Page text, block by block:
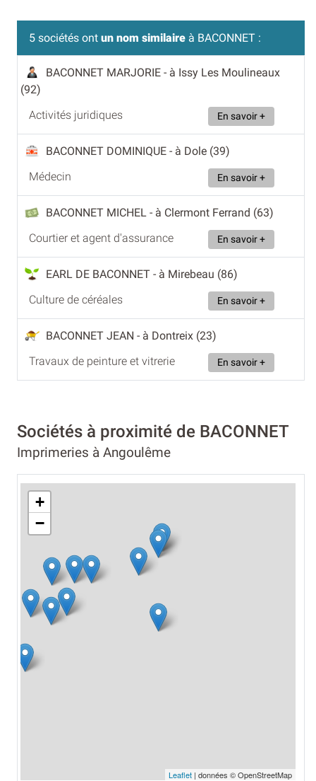
5 sociétés ont un nom similaire à BACONNET :
BACONNET MARJORIE - à Issy Les Moulineaux
(92)
Activités juridiques
En savoir +
BACONNET DOMINIQUE - à Dole (39)
Médecin
En savoir +
BACONNET MICHEL - à Clermont Ferrand (63)
Courtier et agent d'assurance
En savoir +
EARL DE BACONNET - à Mirebeau (86)
Culture de céréales
En savoir +
BACONNET JEAN - à Dontreix (23)
Travaux de peinture et vitrerie
En savoir +
Sociétés à proximité de BACONNET
Imprimeries à Angoulême
+
−
Leaflet | données © OpenStreetMap